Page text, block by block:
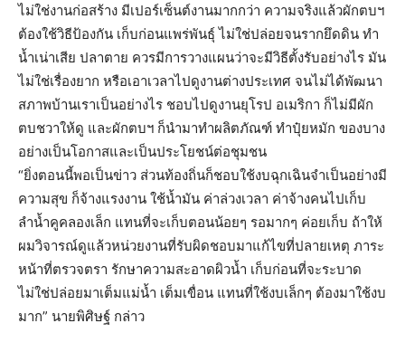
ไม่ใช่งานก่อสร้าง มีเปอร์เซ็นต์งานมากกว่า ความจริงแล้วผักตบฯ
ต้องใช้วิธีป้องกัน เก็บก่อนแพร่พันธุ์ ไม่ใช่ปล่อยจนรากยึดดิน ทำ
น้ำเน่าเสีย ปลาตาย ควรมีการวางแผนว่าจะมีวิธีตั้งรับอย่างไร มัน
ไม่ใช่เรื่องยาก หรือเอาเวลาไปดูงานต่างประเทศ จนไม่ได้พัฒนา
สภาพบ้านเราเป็นอย่างไร ชอบไปดูงานยุโรป อเมริกา ก็ไม่มีผัก
ตบชวาให้ดู และผักตบฯ ก็นำมาทำผลิตภัณฑ์ ทำปุ๋ยหมัก ของบาง
อย่างเป็นโอกาสและเป็นประโยชน์ต่อชุมชน
“ยิ่งตอนนี้พอเป็นข่าว ส่วนท้องถิ่นก็ชอบใช้งบฉุกเฉินจำเป็นอย่างมี
ความสุข ก็จ้างแรงงาน ใช้น้ำมัน ค่าล่วงเวลา ค่าจ้างคนไปเก็บ
ลำน้ำคูคลองเล็ก แทนที่จะเก็บตอนน้อยๆ รอมากๆ ค่อยเก็บ ถ้าให้
ผมวิจารณ์ดูแล้วหน่วยงานที่รับผิดชอบมาแก้ไขที่ปลายเหตุ ภาระ
หน้าที่ตรวจตรา รักษาความสะอาดผิวน้ำ เก็บก่อนที่จะระบาด
ไม่ใช่ปล่อยมาเต็มแม่น้ำ เต็มเขื่อน แทนที่ใช้งบเล็กๆ ต้องมาใช้งบ
มาก” นายพิศิษฐ์ กล่าว